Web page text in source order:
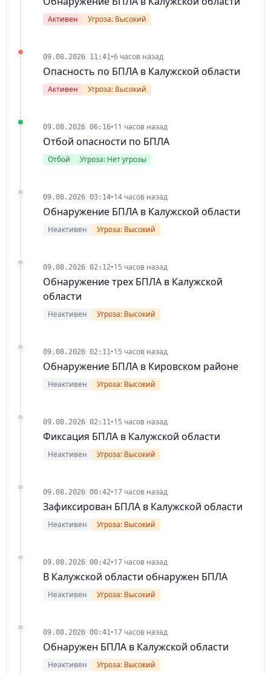
Активен Угроза: Высокий
09.08.2026 11:41•6 часов назад
Опасность по БПЛА в Калужской области
Активен Угроза: Высокий
09.08.2026 06:16•11 часов назад
Отбой опасности по БПЛА
Отбой Угроза: Нет угрозы
09.08.2026 03:14•14 часов назад
Обнаружение БПЛА в Калужской области
Неактивен Угроза: Высокий
09.08.2026 02:12•15 часов назад
Обнаружение трех БПЛА в Калужской
области
Неактивен Угроза: Высокий
09.08.2026 02:11•15 часов назад
Обнаружение БПЛА в Кировском районе
Неактивен Угроза: Высокий
09.08.2026 02:11•15 часов назад
Фиксация БПЛА в Калужской области
Неактивен Угроза: Высокий
09.08.2026 00:42•17 часов назад
Зафиксирован БПЛА в Калужской области
Неактивен Угроза: Высокий
09.08.2026 00:42•17 часов назад
В Калужской области обнаружен БПЛА
Неактивен Угроза: Высокий
09.08.2026 00:41•17 часов назад
Обнаружен БПЛА в Калужской области
Неактивен Угроза: Высокий